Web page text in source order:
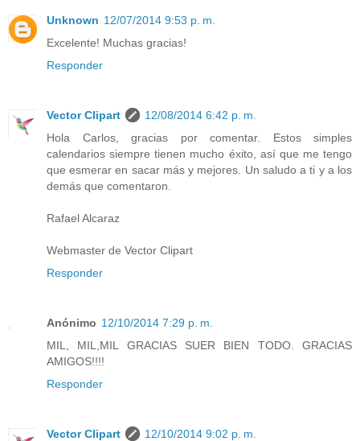
Unknown 12/07/2014 9:53 p. m.
Excelente! Muchas gracias!
Responder
Vector Clipart
12/08/2014 6:42 p. m.
Hola Carlos, gracias por comentar. Estos simples
calendarios siempre tienen mucho éxito, así que me tengo
que esmerar en sacar más y mejores. Un saludo a ti y a los
demás que comentaron.
Rafael Alcaraz
Webmaster de Vector Clipart
Responder
Anónimo 12/10/2014 7:29 p. m.
MIL, MIL,MIL GRACIAS SUER BIEN TODO. GRACIAS
AMIGOS!!!!
Responder
Vector Clipart
12/10/2014 9:02 p. m.